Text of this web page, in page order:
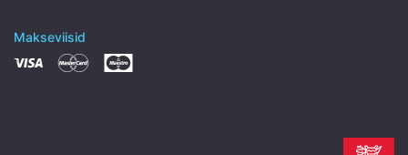
Makseviisid